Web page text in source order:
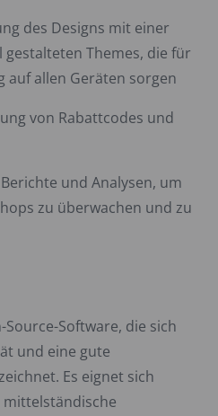
des Designs mit einer
Themes, die für
auf allen Geräten sorgen
von Rabattcodes und
und Analysen, um
zu überwachen und zu
Software, die sich
und eine gute
Es eignet sich